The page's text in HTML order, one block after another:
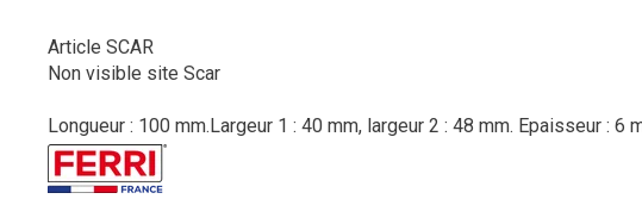
Article SCAR
Non visible site Scar
Longueur : 100 mm.Largeur 1 : 40 mm, largeur 2 : 48 mm. Epaisseur : 6